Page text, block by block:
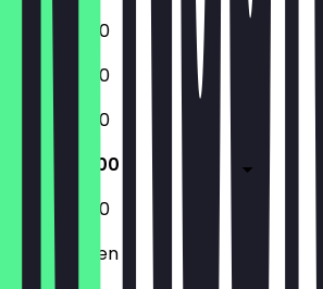
10:00 - 18:00
10:00 - 18:00
10:00 - 18:00
10:00 - 18:00
10:00 - 18:00
Geschlossen